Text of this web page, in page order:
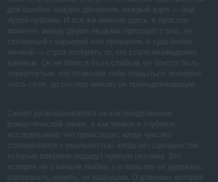
для ошибок: каждое движение, каждый вдох — под
лупой публики. И всё же именно здесь, в простом
моменте между двумя людьми, приходит страх, не
связанный с карьерой или провалом, а куда более
личный — страх потерять то, что стало неожиданно
важным. Он не боится быть слабым, он боится быть
отвергнутым, что позволив себе открыться, потеряет
часть себя, до сих пор никому не принадлежавшую.
Сюжет разворачивается не как продолжение
романтической линии, а как тонкое и глубокое
исследование: что происходит, когда чувства
сталкиваются с реальностью, когда нет сценаристов,
которые вовремя подадут нужную реплику. Это
история не о начале любви, а о попытке её удержать,
распознать, понять, не разрушив. О доверии, которое